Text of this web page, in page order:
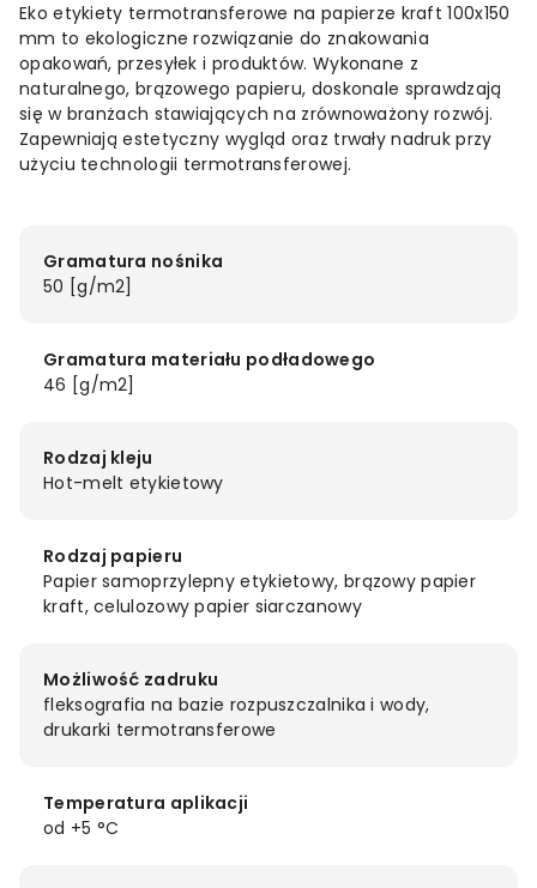
Eko etykiety termotransferowe na papierze kraft 100x150
mm to ekologiczne rozwiązanie do znakowania
opakowań, przesyłek i produktów. Wykonane z
naturalnego, brązowego papieru, doskonale sprawdzają
się w branżach stawiających na zrównoważony rozwój.
Zapewniają estetyczny wygląd oraz trwały nadruk przy
użyciu technologii termotransferowej.
Gramatura nośnika
50 [g/m2]
Gramatura materiału podładowego
46 [g/m2]
Rodzaj kleju
Hot-melt etykietowy
Rodzaj papieru
Papier samoprzylepny etykietowy, brązowy papier
kraft, celulozowy papier siarczanowy
Możliwość zadruku
fleksografia na bazie rozpuszczalnika i wody,
drukarki termotransferowe
Temperatura aplikacji
od +5 °C